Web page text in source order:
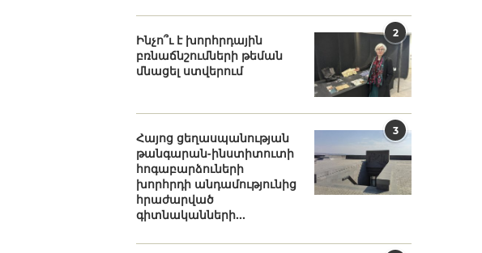
2
Ինչո՞ւ է խորհրդային
բռնաճնշումների թեման
մնացել ստվերում
3
Հայոց ցեղասպանության
թանգարան-ինստիտուտի
հոգաբարձուների
խորհրդի անդամությունից
հրաժարված
գիտնականների...